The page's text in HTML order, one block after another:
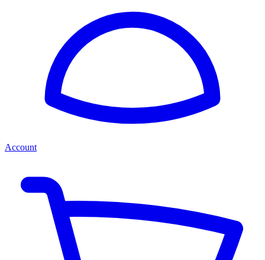
Account